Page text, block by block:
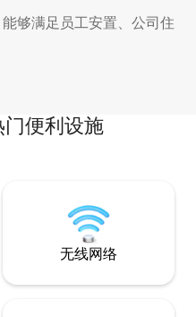
够满足员工安置、公司住
便利设施
无线网络